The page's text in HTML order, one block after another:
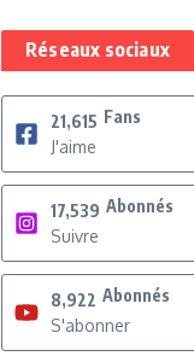
Réseaux sociaux
21,615 Fans
J'aime
17,539 Abonnés
Suivre
8,922 Abonnés
S'abonner